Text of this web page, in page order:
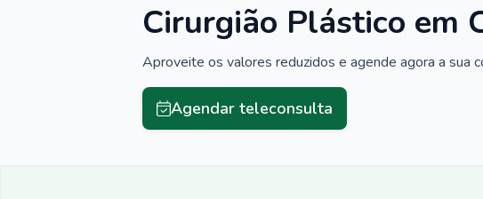
Cirurgião Plástico em
Aproveite os valores reduzidos e agende agora a sua
Agendar teleconsulta